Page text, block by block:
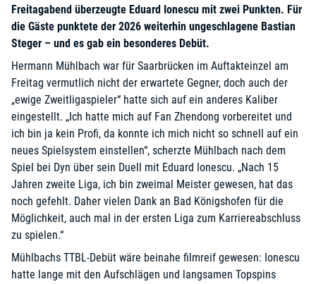
Freitagabend überzeugte Eduard Ionescu mit zwei Punkten. Für
die Gäste punktete der 2026 weiterhin ungeschlagene Bastian
Steger – und es gab ein besonderes Debüt.
Hermann Mühlbach war für Saarbrücken im Auftakteinzel am
Freitag vermutlich nicht der erwartete Gegner, doch auch der
„ewige Zweitligaspieler“ hatte sich auf ein anderes Kaliber
eingestellt. „Ich hatte mich auf Fan Zhendong vorbereitet und
ich bin ja kein Profi, da konnte ich mich nicht so schnell auf ein
neues Spielsystem einstellen“, scherzte Mühlbach nach dem
Spiel bei Dyn über sein Duell mit Eduard Ionescu. „Nach 15
Jahren zweite Liga, ich bin zweimal Meister gewesen, hat das
noch gefehlt. Daher vielen Dank an Bad Königshofen für die
Möglichkeit, auch mal in der ersten Liga zum Karriereabschluss
zu spielen.“
Mühlbachs TTBL-Debüt wäre beinahe filmreif gewesen: Ionescu
hatte lange mit den Aufschlägen und langsamen Topspins